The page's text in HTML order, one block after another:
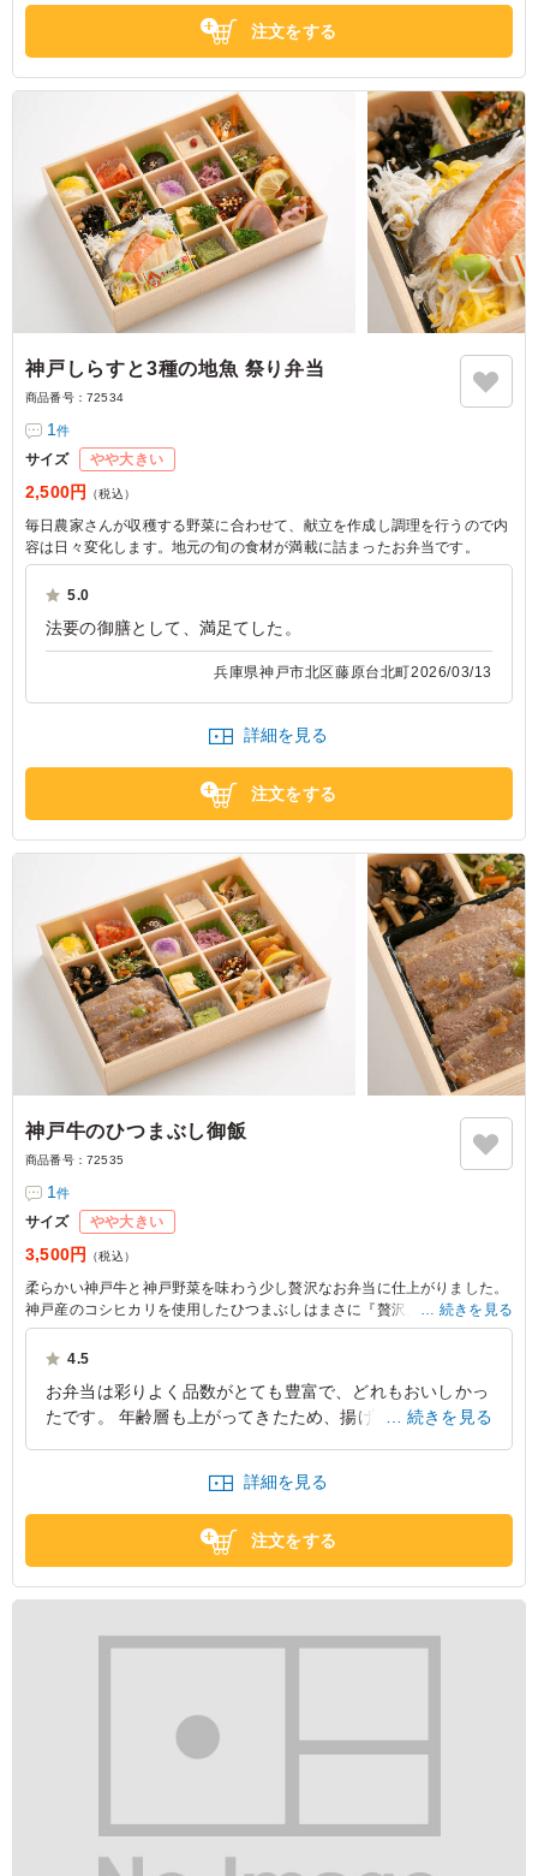
兵庫県神戸市東灘区御影
注文をする
神戸しらすと3種の地魚 祭り弁当
商品番号： 72534
1件
サイズ やや大きい
2,500円 （税込）
毎日農家さんが収穫する野菜に合わせて、献立を作成し調理を行うので内
容は日々変化します。地元の旬の食材が満載に詰まったお弁当です。
5.0
法要の御膳として、満足てした。
兵庫県神戸市北区藤原台北町2026/03/13
詳細を見る
注文をする
神戸牛のひつまぶし御飯
商品番号： 72535
1件
サイズ やや大きい
3,500円 （税込）
柔らかい神戸牛と神戸野菜を味わう少し贅沢なお弁当に仕上がりました。
神戸産のコシヒカリを使用したひつまぶしはまさに『贅沢』そのもの。や
さいと〇〇八百屋渾身の副菜とともに会議やお集りでお楽しみください！
続きを見る
4.5
お弁当は彩りよく品数がとても豊富で、どれもおいしかっ
たです。 年齢層も上がってきたため、揚げ物の少ないお
兵庫県神戸市中央区多聞通2026/06/22
続きを見る
詳細を見る
注文をする